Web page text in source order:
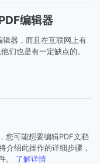
编辑器
器，而且在互联网上有
们也是有一定缺点的。
您可能想要编辑PDF文档
介绍此操作的详细步骤，
。 了解详情